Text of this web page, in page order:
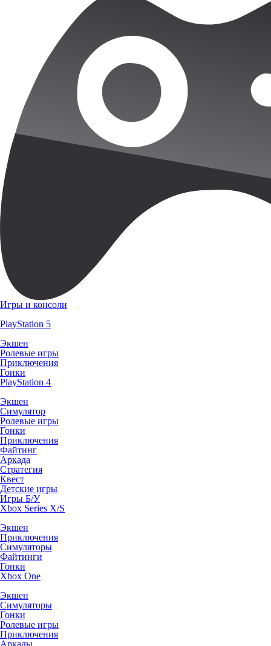
Игры и консоли
PlayStation 5
Экшен
Ролевые игры
Приключения
Гонки
PlayStation 4
Экшен
Симулятор
Ролевые игры
Гонки
Приключения
Файтинг
Аркада
Стратегия
Квест
Детские игры
Игры Б/У
Xbox Series X/S
Экшен
Приключения
Симуляторы
Файтинги
Гонки
Xbox One
Экшен
Симуляторы
Гонки
Ролевые игры
Приключения
Аркады